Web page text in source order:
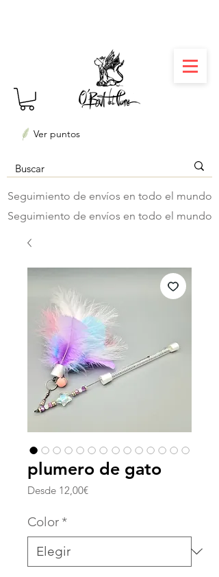
Seguimiento de envíos en todo el mundo
Ver puntos
Seguimiento de envíos en todo el mundo
plumero de gato
Desde 12,00€Precio
Color *